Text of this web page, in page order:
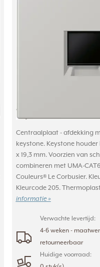
Centraalplaat - afdekking
keystone. Keystone houder
x 19,3 mm. Voorzien van
combineren met UMA-
Couleurs® Le Corbusier.
Kleurcode 205.
informatie »
Verwachte levertijd:
4-6 weken -
retourneerbaar
Huidige voorraad: